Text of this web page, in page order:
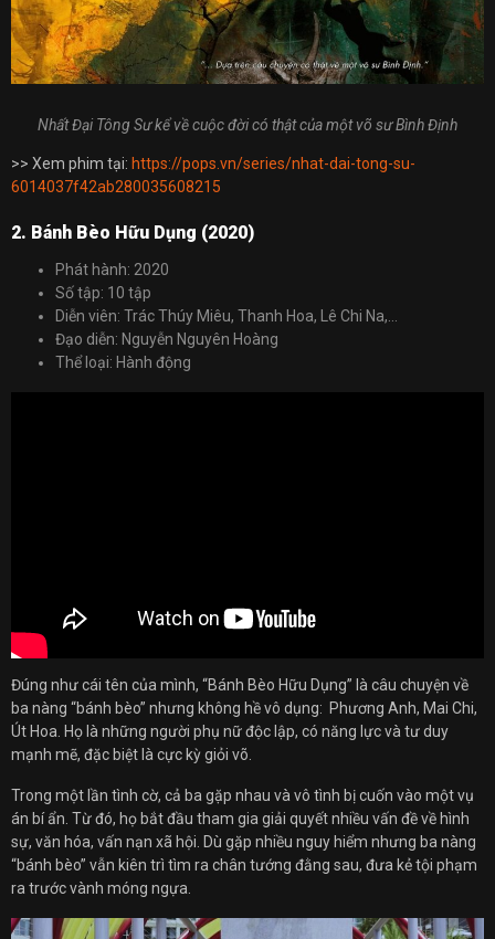
Nhất Đại Tông Sư kể về cuộc đời có thật của một võ sư Bình Định
>> Xem phim tại: https://pops.vn/series/nhat-dai-tong-su-
6014037f42ab280035608215
2. Bánh Bèo Hữu Dụng (2020)
Phát hành: 2020
Số tập: 10 tập
Diễn viên: Trác Thúy Miêu, Thanh Hoa, Lê Chi Na,…
Đạo diễn: Nguyễn Nguyên Hoàng
Thể loại: Hành động
Đúng như cái tên của mình, “Bánh Bèo Hữu Dụng” là câu chuyện về
ba nàng “bánh bèo” nhưng không hề vô dụng: Phương Anh, Mai Chi,
Út Hoa. Họ là những người phụ nữ độc lập, có năng lực và tư duy
mạnh mẽ, đặc biệt là cực kỳ giỏi võ.
Trong một lần tình cờ, cả ba gặp nhau và vô tình bị cuốn vào một vụ
án bí ẩn. Từ đó, họ bắt đầu tham gia giải quyết nhiều vấn đề về hình
sự, văn hóa, vấn nạn xã hội. Dù gặp nhiều nguy hiểm nhưng ba nàng
“bánh bèo” vẫn kiên trì tìm ra chân tướng đằng sau, đưa kẻ tội phạm
ra trước vành móng ngựa.